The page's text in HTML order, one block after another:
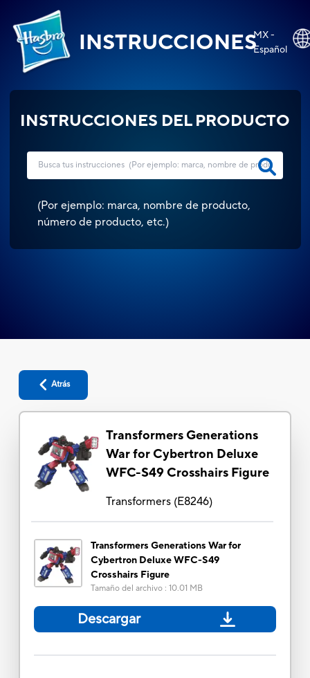
INSTRUCCIONESMX -
Español
INSTRUCCIONES DEL PRODUCTO
(Por ejemplo: marca, nombre de producto,
número de producto, etc.)
Atrás
Transformers Generations
War for Cybertron Deluxe
WFC-S49 Crosshairs Figure
Transformers(E8246)
Transformers Generations War for
Cybertron Deluxe WFC-S49
Crosshairs Figure
Tamaño del archivo: 10.01 MB
Descargar